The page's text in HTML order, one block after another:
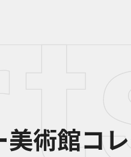
美術館コ